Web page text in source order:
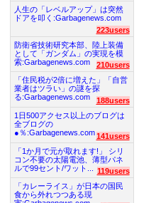
人生の「レベルアップ」は突然
ドアを叩く:Garbagenews.com
223users
防衛省技術研究本部、陸上装備
として「ガンダム」の実現を模
索:Garbagenews.com
210users
「住民税が2倍に増えた」「自営
業者はツラい」の謎を探
る:Garbagenews.com
188users
1日500アクセス以上のブログは
全ブログの
●％:Garbagenews.com 141users
「1か月で元が取れます!」 シリ
コン不要の太陽電池、薄型パネ
ルで99セント/ワット...
119users
「カレーライス」が日本の国民
食から外れつつある現